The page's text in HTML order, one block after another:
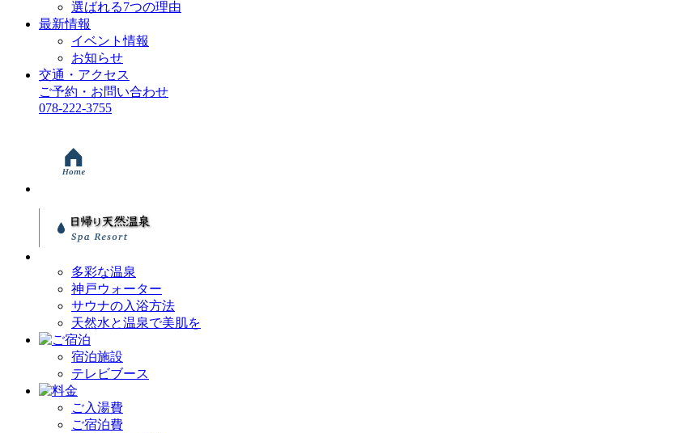
選ばれる7つの理由
最新情報
イベント情報
お知らせ
交通・アクセス
ご予約・お問い合わせ
078-222-3755
多彩な温泉
神戸ウォーター
サウナの入浴方法
天然水と温泉で美肌を
宿泊施設
テレビブース
ご入湯費
ご宿泊費